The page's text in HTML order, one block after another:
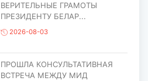
ВЕРИТЕЛЬНЫЕ ГРАМОТЫ
ПРЕЗИДЕНТУ БЕЛАР...
2026-08-03
ПРОШЛА КОНСУЛЬТАТИВНАЯ
ВСТРЕЧА МЕЖДУ МИД